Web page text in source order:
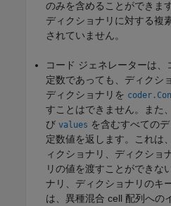
のみを含めることができま
ディクショナリに対する複
されていません。
コード ジェネレーターは
定数であっても、ディクシ
ディクショナリを
すことはできません。また、
び values を含むすべての
定数値を返します。これは
ィクショナリ、ディクショ
リの値を渡すことができな
ナリ、ディクショナリのキ
は、異種混合 cell 配列への